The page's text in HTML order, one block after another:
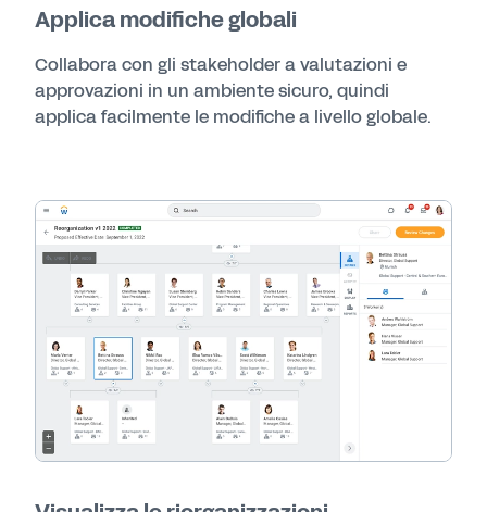
Applica modifiche globali
Collabora con gli stakeholder a valutazioni e
approvazioni in un ambiente sicuro, quindi
applica facilmente le modifiche a livello globale.